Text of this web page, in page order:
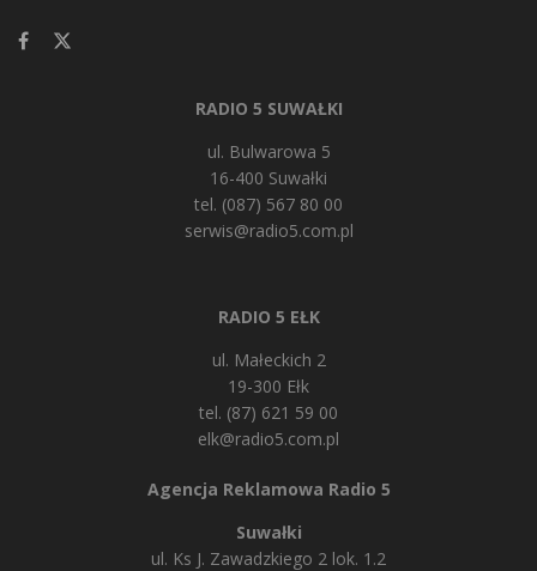
RADIO 5 SUWAŁKI
ul. Bulwarowa 5
16-400 Suwałki
tel. (087) 567 80 00
serwis@radio5.com.pl
RADIO 5 EŁK
ul. Małeckich 2
19-300 Ełk
tel. (87) 621 59 00
elk@radio5.com.pl
Agencja Reklamowa Radio 5
Suwałki
ul. Ks J. Zawadzkiego 2 lok. 1.2